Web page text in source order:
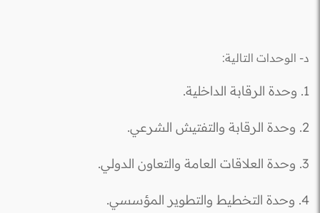
د- الوحدات التالية:
1. وحدة الرقابة الداخلية.
2. وحدة الرقابة والتفتيش الشرعي.
3. وحدة العلاقات العامة والتعاون الدولي.
4. وحدة التخطيط والتطوير المؤسسي.